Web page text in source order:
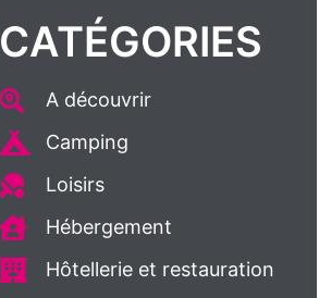
CATÉGORIES
A découvrir
Camping
Loisirs
Hébergement
Hôtellerie et restauration